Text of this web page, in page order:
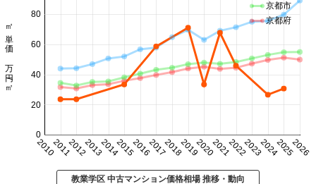
20102011201220132014201520162017201820192020202120222023202420252026
0
20
40
60
80
㎡単価 万円/㎡
京都市
京都府
教業学区 中古マンション価格相場 推移・動向